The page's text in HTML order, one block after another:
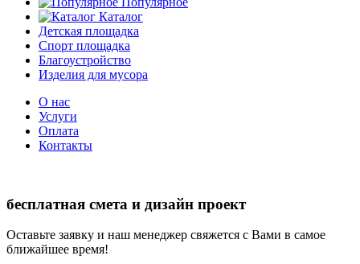
Каталог
Детская площадка
Спорт площадка
Благоустройство
Изделия для мусора
О нас
Услуги
Оплата
Контакты
бесплатная смета и дизайн проект
Оставьте заявку и наш менеджер свяжется с Вами в самое
ближайшее время!